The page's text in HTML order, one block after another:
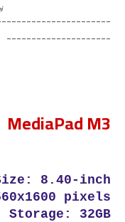
---------------------
MediaPad M3
8.40-inch
pixels
Storage: 32GB